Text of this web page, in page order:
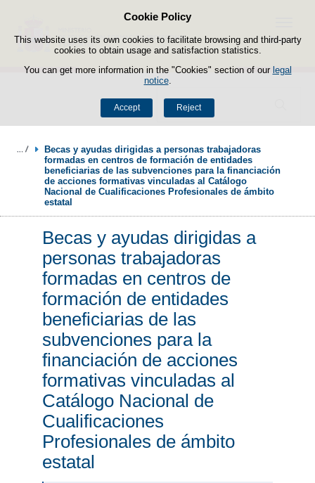
Cookie Policy
This website uses its own cookies to facilitate browsing and third-party
cookies to obtain usage and satisfaction statistics.
You can get more information in the "Cookies" section of our legal
notice.
Accept Reject
Skip to content
Search
Menu
Becas y ayudas dirigidas a personas trabajadoras
formadas en centros de formación de entidades
beneficiarias de las subvenciones para la financiación
de acciones formativas vinculadas al Catálogo
Nacional de Cualificaciones Profesionales de ámbito
estatal
Becas y ayudas dirigidas a
personas trabajadoras
formadas en centros de
formación de entidades
beneficiarias de las
subvenciones para la
financiación de acciones
formativas vinculadas al
Catálogo Nacional de
Cualificaciones
Profesionales de ámbito
estatal